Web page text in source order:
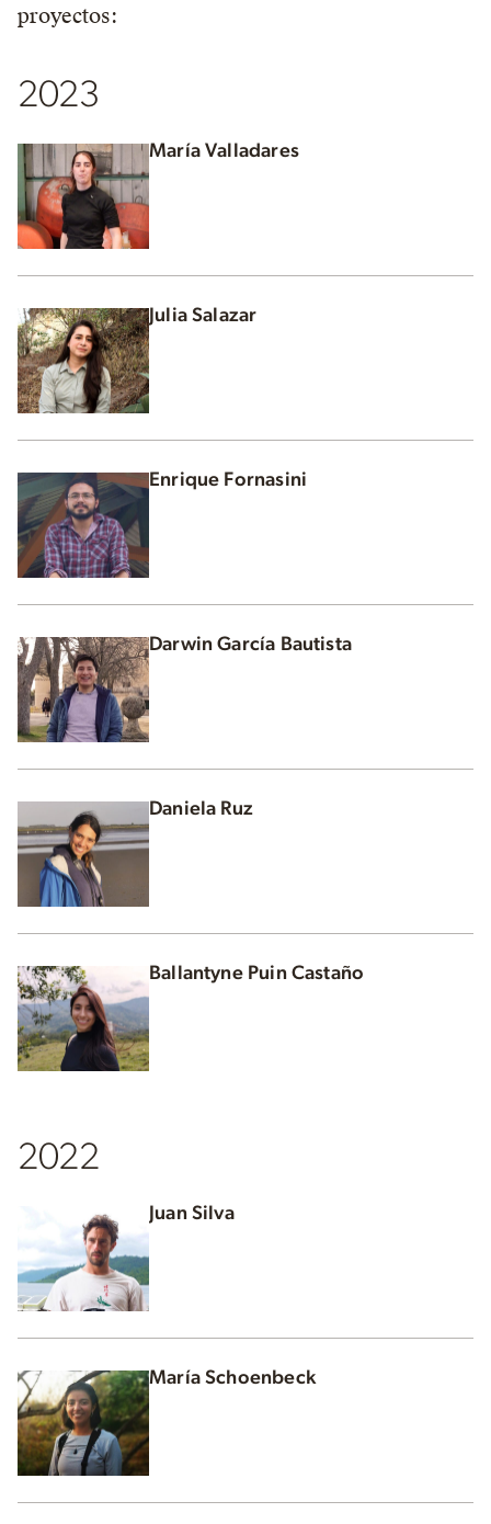
proyectos:
2023
María Valladares
Julia Salazar
Enrique Fornasini
Darwin García Bautista
Daniela Ruz
Ballantyne Puin Castaño
2022
Juan Silva
María Schoenbeck